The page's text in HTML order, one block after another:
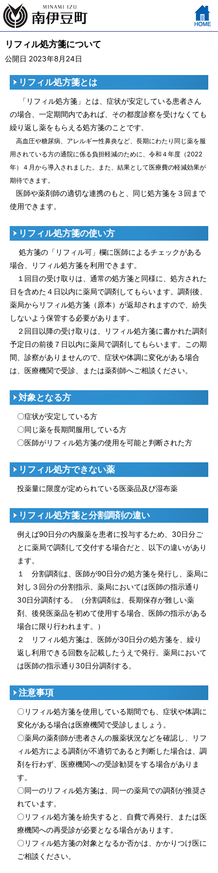
リフィル処方箋について
公開日 2023年8月24日
リフィル処方箋とは
「リフィル処方箋」とは、症状が安定している患者さん
の場合、一定期間内であれば、その都度診察を受けなくても
繰り返し薬をもらえる処方箋のことです。
高血圧や糖尿病、アレルギー性鼻炎など、長期にわたり同じ薬を服
用されている方の通院に係る負担軽減のために、令和４年度（2022
年）４月から導入されました。また、結果として医療費の軽減効果が
期待できます。
医師や薬剤師の適切な連携のもと、同じ処方箋を３回まで
使用できます。
リフィル処方箋の使い方
処方箋の「リフィル可」欄に医師によるチェックがある
場合、リフィル処方箋を利用できます。
１回目の受け取りは、通常の処方箋と同様に、処方された
日を含めた４日以内に薬局で調剤してもらいます。調剤後、
薬局からリフィル処方箋（原本）が返却されますので、紛失
しないよう保管する必要があります。
２回目以降の受け取りは、リフィル処方箋に書かれた調剤
予定日の前後７日以内に薬局で調剤してもらいます。この期
間、診察がありませんので、症状や体調に変化がある場合
は、医療機関で受診、または薬剤師へご相談ください。
対象となる方
〇症状が安定している方
〇同じ薬を長期間服用している方
〇医師がリフィル処方箋の使用を可能と判断された方
リフィル処方できない薬
投薬量に限度が定められている医薬品及び湿布薬
リフィル処方箋と分割調剤の違い
例えば90日分の内服薬を患者に投与するため、30日分ご
とに薬局で調剤して交付する場合だと、以下の違いがあり
ます。
１ 分割調剤は、医師が90日分の処方箋を発行し、薬局に
対し３回分の分割指示。薬局においては医師の指示通り
30日分調剤する。（分割調剤は、長期保存が難しい薬
剤、後発医薬品を初めて使用する場合、医師の指示がある
場合に限り行われます。）
２ リフィル処方箋は、医師が30日分の処方箋を、繰り
返し利用できる回数を記載したうえで発行。薬局において
は医師の指示通り30日分調剤する。
注意事項
〇リフィル処方箋を使用している期間でも、症状や体調に
変化がある場合は医療機関で受診しましょう。
〇薬局の薬剤師が患者さんの服薬状況などを確認し、リフ
ィル処方による調剤が不適切であると判断した場合は、調
剤を行わず、医療機関への受診勧奨をする場合がありま
す。
〇同一のリフィル処方箋は、同一の薬局での調剤が推奨さ
れています。
〇リフィル処方箋を紛失すると、自費で再発行、または医
療機関への再受診が必要となる場合があります。
〇リフィル処方箋の対象となるか否かは、かかりつけ医に
ご相談ください。